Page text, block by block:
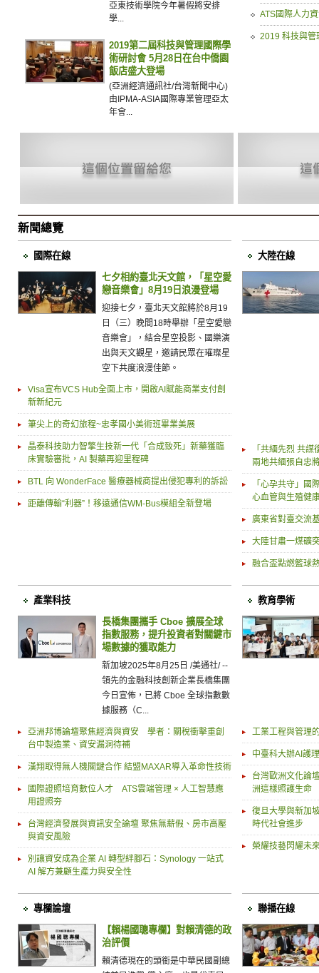
亞東技術學院今年暑假將安排
學...
2019第二屆科技與管理國際學
術研討會 5月28日在台中僑園
飯店盛大登場
(亞洲經濟通訊社/台灣新聞中心)
由IPMA-ASIA國際專業管理亞太
年會...
ATS國際人力
2019 科技與管
新聞總覽
國際在線
七夕相約臺北天文館，「星空愛
戀音樂會」8月19日浪漫登場
迎接七夕，臺北天文館將於8月19
日（三）晚間18時舉辦「星空愛戀
音樂會」，結合星空投影、國樂演
出與天文觀星，邀請民眾在璀璨星
空下共度浪漫佳節。
Visa宣布VCS Hub全面上市，開啟AI賦能商業支付創
新新紀元
筆尖上的奇幻旅程~忠孝國小美術班畢業美展
晶泰科技助力智擎生技新一代「合成致死」新藥獲臨
床實驗審批，AI 製藥再迎里程碑
BTL 向 WonderFace 醫療器械商提出侵犯專利的訴訟
距離傳輸“利器”！移遠通信WM-Bus模組全新登場
大陸在線
「共緬先烈 共
兩地共緬張自忠
「心孕共守」國
心血管與生殖健
廣東省對臺交流
大陸甘肅一煤礦
融合盃點燃籃球
產業科技
長橋集團攜手 Cboe 擴展全球
指數服務，提升投資者對關鍵市
場數據的獲取能力
新加坡2025年8月25日 /美通社/ --
領先的金融科技創新企業長橋集團
今日宣佈，已將 Cboe 全球指數數
據服務（C...
亞洲邦博論壇聚焦經濟與資安 學者：關稅衝擊重創
台中製造業、資安漏洞待補
漢翔取得無人機關鍵合作 結盟MAXAR導入革命性技術
國際證照培育數位人才 ATS雲端管理 × 人工智慧應
用證照夯
台灣經濟發展與資訊安全論壇 聚焦無薪假、房市高壓
與資安風險
別讓資安成為企業 AI 轉型絆腳石：Synology 一站式
AI 解方兼顧生產力與安全性
教育學術
工業工程與管理
中臺科大辦AI護
台灣歐洲文化論
洲這樣照護生命
復旦大學與新加
時代社會進步
榮耀技藝閃耀未
專欄論壇
【賴楊國聰專欄】對賴清德的政
治評價
賴清德現在的頭銜是中華民國副總
聯播在線